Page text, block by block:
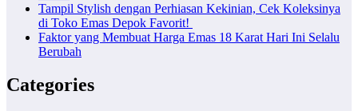
Tampil Stylish dengan Perhiasan Kekinian, Cek Koleksinya
di Toko Emas Depok Favorit!
Faktor yang Membuat Harga Emas 18 Karat Hari Ini Selalu
Berubah
Categories